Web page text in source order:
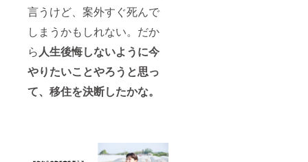
言うけど、案外すぐ死んで
しまうかもしれない。だか
ら 人生後悔しないように今
やりたいことやろうと思っ
て、移住を決断したかな。